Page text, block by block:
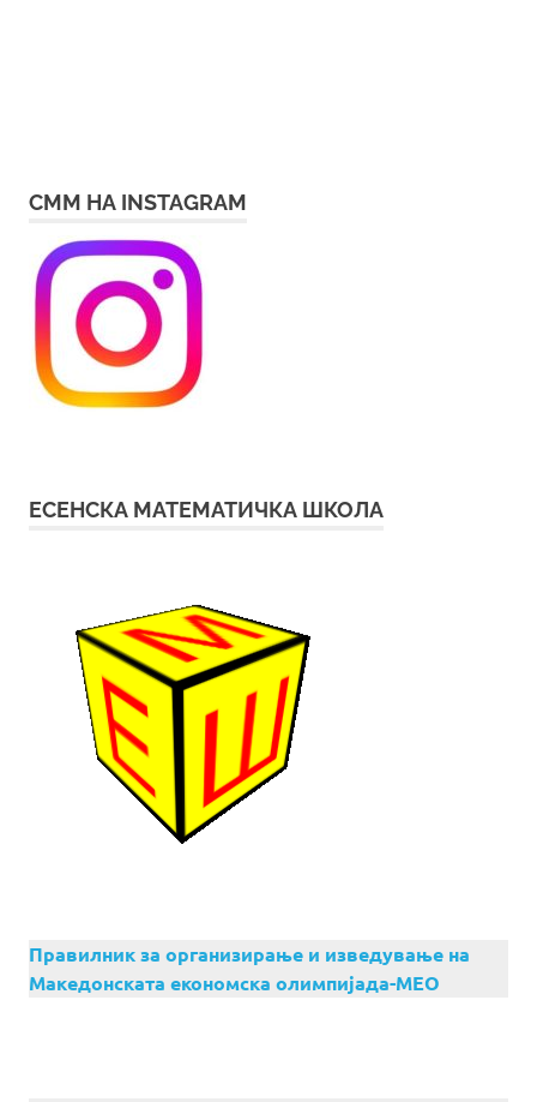
СММ НА INSTAGRAM
ЕСЕНСКА МАТЕМАТИЧКА ШКОЛА
Правилник за организирање и изведување на
Македонската економска олимпијада-МЕО